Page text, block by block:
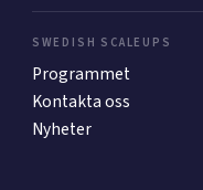
SWEDISH SCALEUPS
Programmet
Kontakta oss
Nyheter